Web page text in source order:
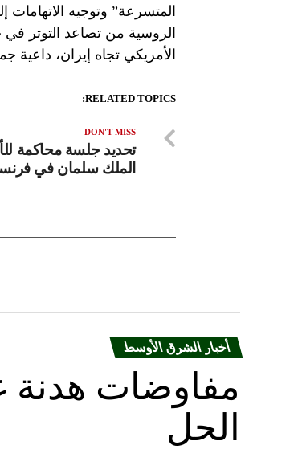
المتسرعة” وتوجيه
الروسية من تصاعد التوتر
الأمريكي تجاه إيران،
RELATED TOPICS:
DON'T MISS
تحديد جلسة محاكمة
الملك سلمان في فرنسا في
أخبار الشرق الأوسط
مفاوضات هدنة
الحل